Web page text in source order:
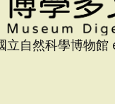
立自然科學博物